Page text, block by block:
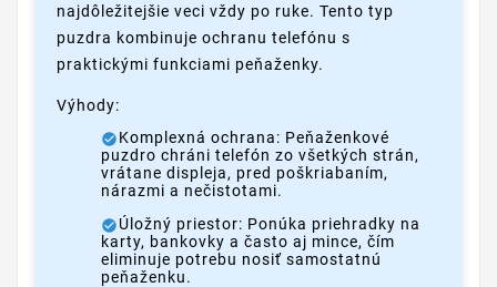
najdôležitejšie veci vždy po ruke. Tento typ
puzdra kombinuje ochranu telefónu s
praktickými funkciami peňaženky.
Výhody:
Komplexná ochrana: Peňaženkové
puzdro chráni telefón zo všetkých strán,
vrátane displeja, pred poškriabaním,
nárazmi a nečistotami.
Úložný priestor: Ponúka priehradky na
karty, bankovky a často aj mince, čím
eliminuje potrebu nosiť samostatnú
peňaženku.